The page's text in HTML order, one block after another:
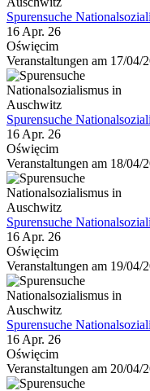
Spurensuche
16 Apr. 26
Oświęcim
Veranstaltungen am 17/04/
Spurensuche
16 Apr. 26
Oświęcim
Veranstaltungen am 18/04/
Spurensuche
16 Apr. 26
Oświęcim
Veranstaltungen am 19/04/
Spurensuche
16 Apr. 26
Oświęcim
Veranstaltungen am 20/04/